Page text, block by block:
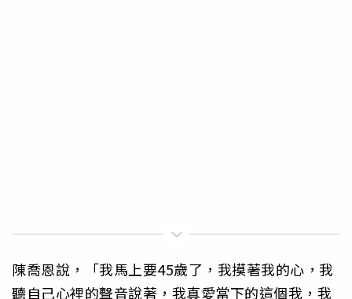
陳喬恩說，「我馬上要45歲了，我摸著我的心，我
聽自己心裡的聲音說著，我真愛當下的這個我，我